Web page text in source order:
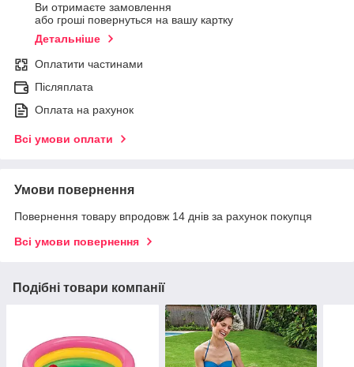
Ви отримаєте замовлення
або гроші повернуться на вашу картку
Детальніше
Оплатити частинами
Післяплата
Оплата на рахунок
Всі умови оплати
Умови повернення
Повернення товару впродовж 14 днів за рахунок покупця
Всі умови повернення
Подібні товари компанії